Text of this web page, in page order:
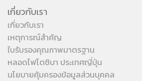
เกี่ยวกับเรา
เกี่ยวกับเรา
เหตุการณ์สำคัญ
ใบรับรองคุณภาพมาตรฐาน
หลอดไฟโตชิบา ประเทศญี่ปุ่น
นโยบายคุ้มครองข้อมูลส่วนบุคคล